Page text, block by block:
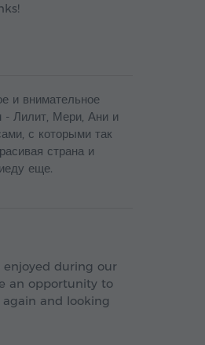
и внимательное
- Лилит, Мери, Ани и
с которыми так
страна и
еще.
enjoyed during our
an opportunity to
and looking